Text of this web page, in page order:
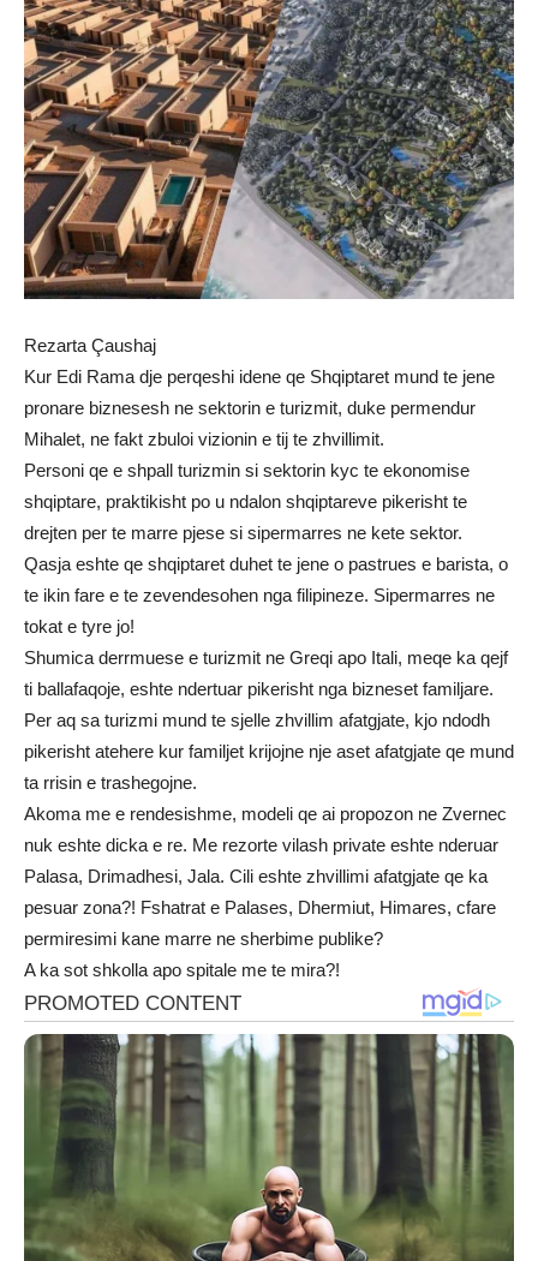
Rezarta Çaushaj
Kur Edi Rama dje perqeshi idene qe Shqiptaret mund te jene
pronare biznesesh ne sektorin e turizmit, duke permendur
Mihalet, ne fakt zbuloi vizionin e tij te zhvillimit.
Personi qe e shpall turizmin si sektorin kyc te ekonomise
shqiptare, praktikisht po u ndalon shqiptareve pikerisht te
drejten per te marre pjese si sipermarres ne kete sektor.
Qasja eshte qe shqiptaret duhet te jene o pastrues e barista, o
te ikin fare e te zevendesohen nga filipineze. Sipermarres ne
tokat e tyre jo!
Shumica derrmuese e turizmit ne Greqi apo Itali, meqe ka qejf
ti ballafaqoje, eshte ndertuar pikerisht nga bizneset familjare.
Per aq sa turizmi mund te sjelle zhvillim afatgjate, kjo ndodh
pikerisht atehere kur familjet krijojne nje aset afatgjate qe mund
ta rrisin e trashegojne.
Akoma me e rendesishme, modeli qe ai propozon ne Zvernec
nuk eshte dicka e re. Me rezorte vilash private eshte nderuar
Palasa, Drimadhesi, Jala. Cili eshte zhvillimi afatgjate qe ka
pesuar zona?! Fshatrat e Palases, Dhermiut, Himares, cfare
permiresimi kane marre ne sherbime publike?
A ka sot shkolla apo spitale me te mira?!